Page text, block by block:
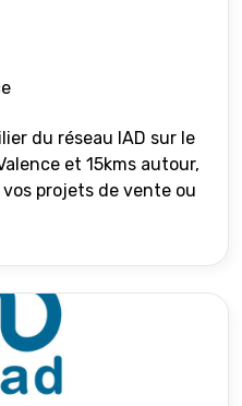
et 15kms autour,
projets de vente ou